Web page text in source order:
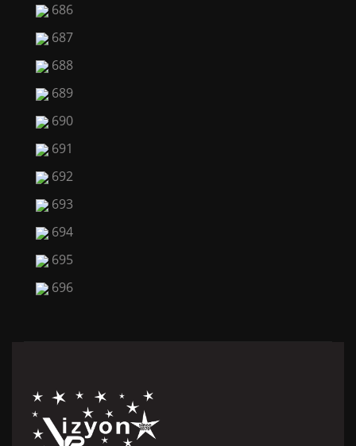
686
687
688
689
690
691
692
693
694
695
696